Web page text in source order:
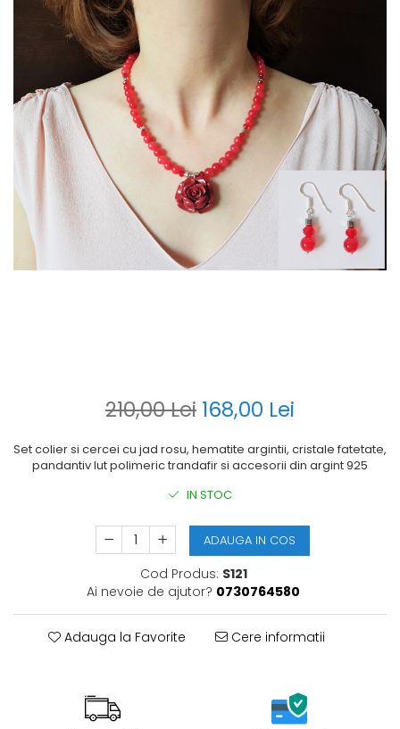
210,00 Lei 168,00 Lei
Set colier si cercei cu jad rosu, hematite argintii, cristale fatetate,
pandantiv lut polimeric trandafir si accesorii din argint 925
IN STOC
ADAUGA IN COS
Cod Produs: S121
Ai nevoie de ajutor? 0730764580
Adauga la Favorite Cere informatii